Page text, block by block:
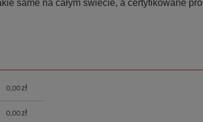
same na całym świecie, a certyfikowane
0,00 zł
0,00 zł